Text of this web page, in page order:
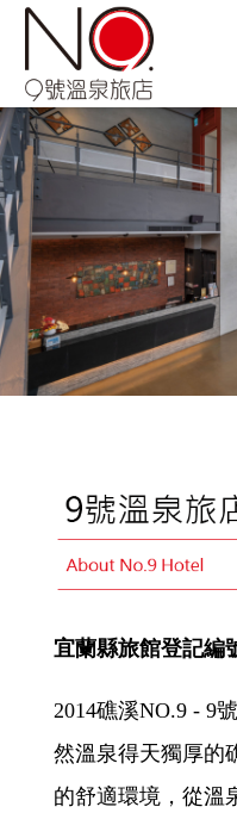
宜蘭縣旅館登記編
2014礁溪NO.9 - 9
然溫泉得天獨厚的
的舒適環境，從溫